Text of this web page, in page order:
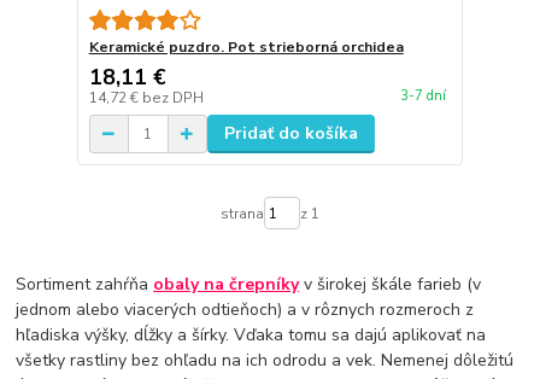
Keramické puzdro. Pot strieborná orchidea
18,11 €
14,72 € bez DPH 3-7 dní
Pridať do košíka
strana z 1
Sortiment zahŕňa obaly na črepníkyv širokej škále farieb (v
jednom alebo viacerých odtieňoch) a v rôznych rozmeroch z
hľadiska výšky, dĺžky a šírky. Vďaka tomu sa dajú aplikovať na
všetky rastliny bez ohľadu na ich odrodu a vek. Nemenej dôležitú